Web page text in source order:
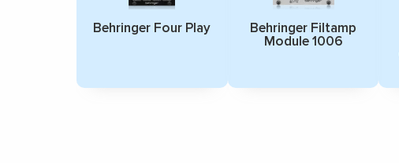
Behringer Four Play
Behringer Filtamp
Module 1006